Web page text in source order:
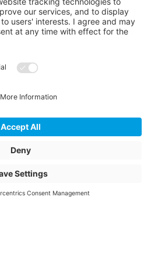
CONNEX cube
Joint de vitrage